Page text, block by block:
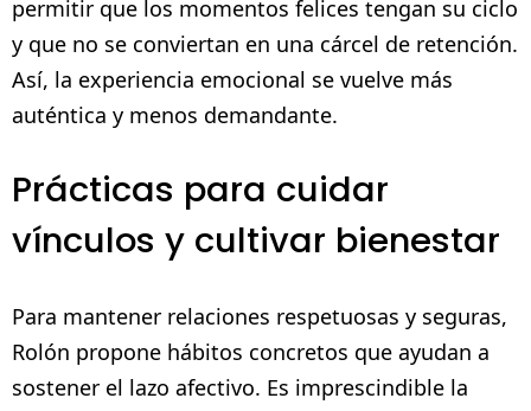
permitir que los momentos felices tengan su ciclo
y que no se conviertan en una cárcel de retención.
Así, la experiencia emocional se vuelve más
auténtica y menos demandante.
Prácticas para cuidar
vínculos y cultivar bienestar
Para mantener relaciones respetuosas y seguras,
Rolón propone hábitos concretos que ayudan a
sostener el lazo afectivo. Es imprescindible la